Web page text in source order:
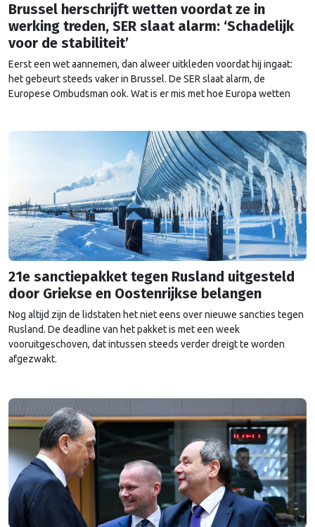
Brussel herschrijft wetten voordat ze in
werking treden, SER slaat alarm: ‘Schadelijk
voor de stabiliteit’
Eerst een wet aannemen, dan alweer uitkleden voordat hij ingaat:
het gebeurt steeds vaker in Brussel. De SER slaat alarm, de
Europese Ombudsman ook. Wat is er mis met hoe Europa wetten
21e sanctiepakket tegen Rusland uitgesteld
door Griekse en Oostenrijkse belangen
Nog altijd zijn de lidstaten het niet eens over nieuwe sancties tegen
Rusland. De deadline van het pakket is met een week
vooruitgeschoven, dat intussen steeds verder dreigt te worden
afgezwakt.